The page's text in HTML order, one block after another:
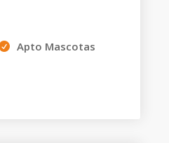
Apto Mascotas